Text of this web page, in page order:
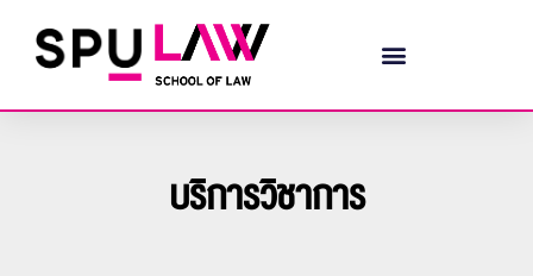
บริการวิชาการ